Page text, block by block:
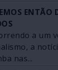
ENTÃO
a um
a
nas...